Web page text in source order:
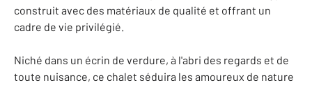
construit avec des matériaux de qualité et offrant un
cadre de vie privilégié.
Niché dans un écrin de verdure, à l'abri des regards et de
toute nuisance, ce chalet séduira les amoureux de nature